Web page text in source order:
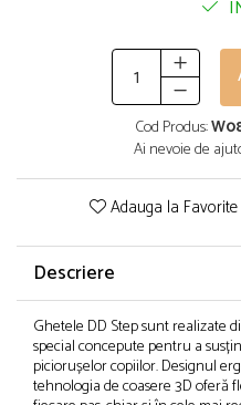
Cod Produs:
Ai nevoie de
Adauga la Favorite
Descriere
Ghetele DD Step sunt realizate
special concepute pentru a
piciorușelor copiilor. Designul
tehnologia de coasere 3D oferă